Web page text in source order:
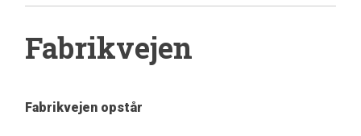
Fabrikvejen
Fabrikvejen opstår